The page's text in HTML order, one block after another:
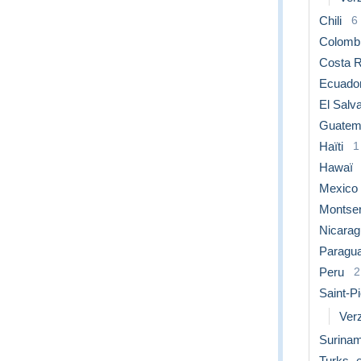
Chili
6
Costa
El
Haïti
1
Hawaï
Mexico
Peru
2
Saint-